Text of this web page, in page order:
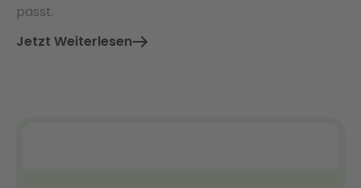
passt.
Jetzt Weiterlesen